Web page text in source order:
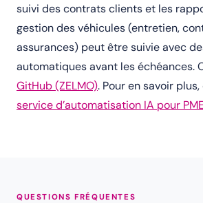
suivi des contrats clients et les
gestion des véhicules (entretien,
assurances) peut être suivie avec
automatiques avant les échéances.
GitHub (ZELMO). Pour en savoir
service d’automatisation IA pour
QUESTIONS FRÉQUENTES